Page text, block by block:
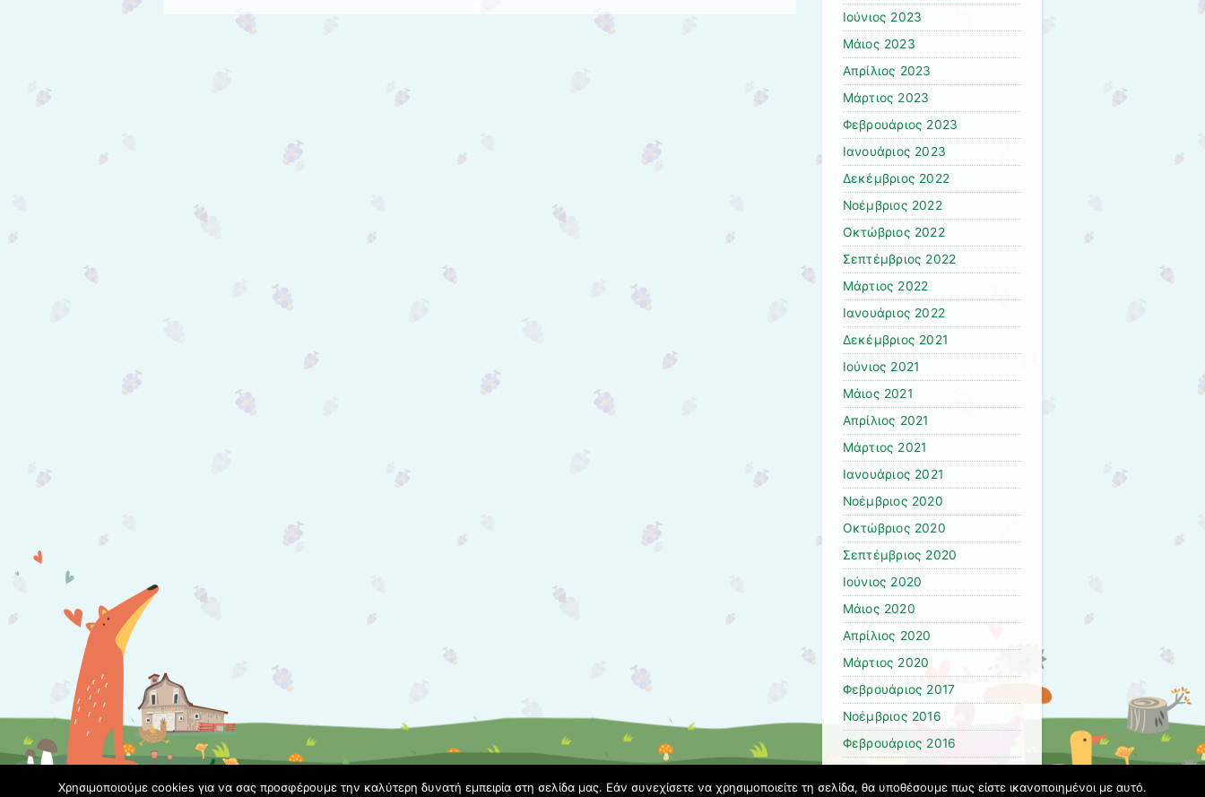
Ιούνιος 2023
Μάιος 2023
Απρίλιος 2023
Μάρτιος 2023
Φεβρουάριος 2023
Ιανουάριος 2023
Δεκέμβριος 2022
Νοέμβριος 2022
Οκτώβριος 2022
Σεπτέμβριος 2022
Μάρτιος 2022
Ιανουάριος 2022
Δεκέμβριος 2021
Ιούνιος 2021
Μάιος 2021
Απρίλιος 2021
Μάρτιος 2021
Ιανουάριος 2021
Νοέμβριος 2020
Οκτώβριος 2020
Σεπτέμβριος 2020
Ιούνιος 2020
Μάιος 2020
Απρίλιος 2020
Μάρτιος 2020
Φεβρουάριος 2017
Νοέμβριος 2016
Φεβρουάριος 2016
Χρησιμοποιούμε cookies για να σας προσφέρουμε την καλύτερη δυνατή εμπειρία στη σελίδα μας. Εάν συνεχίσετε να χρησιμοποιείτε τη σελίδα, θα υποθέσουμε πως είστε ικανοποιημένοι με αυτό.